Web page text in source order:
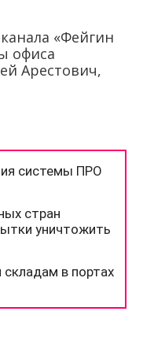
«Фейгин
офиса
Арестович,